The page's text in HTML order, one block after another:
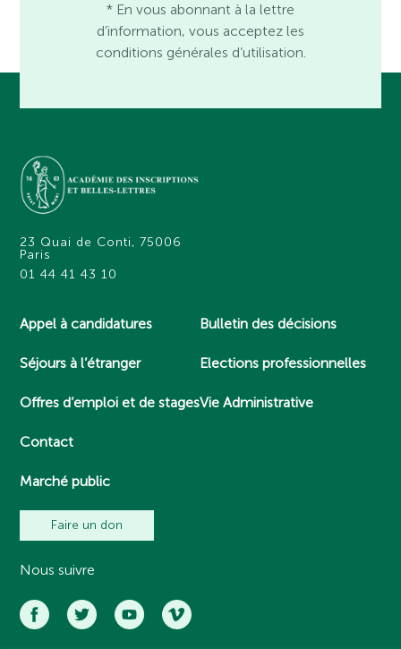
* En vous abonnant à la lettre
d’information, vous acceptez les
conditions générales d’utilisation.
23 Quai de Conti, 75006
Paris
01 44 41 43 10
Appel à candidatures
Séjours à l’étranger
Offres d’emploi et de stages
Contact
Marché public
Bulletin des décisions
Elections professionnelles
Vie Administrative
Faire un don
Nous suivre